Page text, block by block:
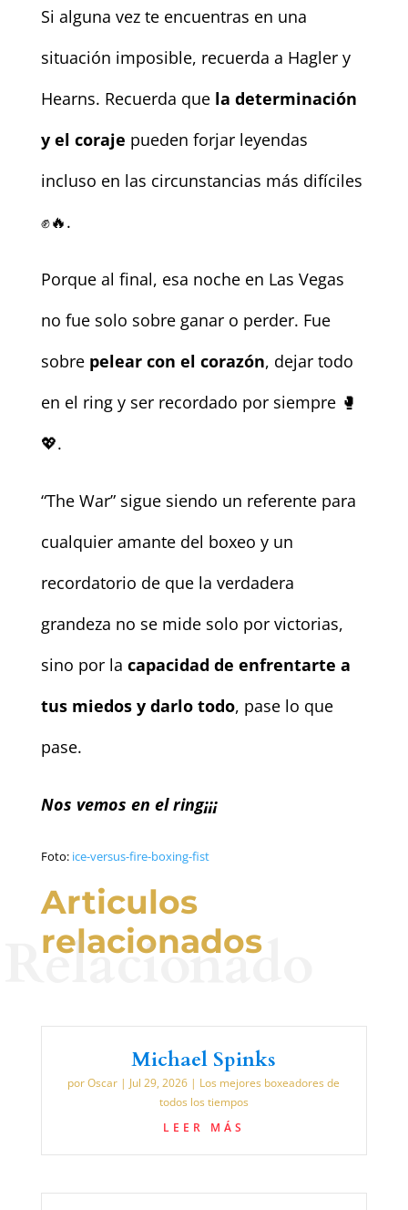
Si alguna vez te encuentras en una
situación imposible, recuerda a Hagler y
Hearns. Recuerda que la determinación
y el coraje pueden forjar leyendas
incluso en las circunstancias más difíciles
✊🔥.
Porque al final, esa noche en Las Vegas
no fue solo sobre ganar o perder. Fue
sobre pelear con el corazón, dejar todo
en el ring y ser recordado por siempre 🥊
💖.
“The War” sigue siendo un referente para
cualquier amante del boxeo y un
recordatorio de que la verdadera
grandeza no se mide solo por victorias,
sino por la capacidad de enfrentarte a
tus miedos y darlo todo, pase lo que
pase.
Nos vemos en el ring¡¡¡
Foto: ice-versus-fire-boxing-fist
Articulos
relacionados
Relacionado
Michael Spinks
porOscar | Jul 29, 2026 | Los mejores boxeadores de
todos los tiempos
LEER MÁS